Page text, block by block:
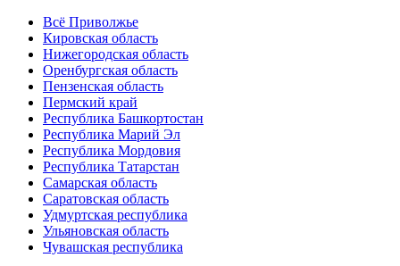
Всё Приволжье
Кировская область
Нижегородская область
Оренбургская область
Пензенская область
Пермский край
Республика Башкортостан
Республика Марий Эл
Республика Мордовия
Республика Татарстан
Самарская область
Саратовская область
Удмуртская республика
Ульяновская область
Чувашская республика